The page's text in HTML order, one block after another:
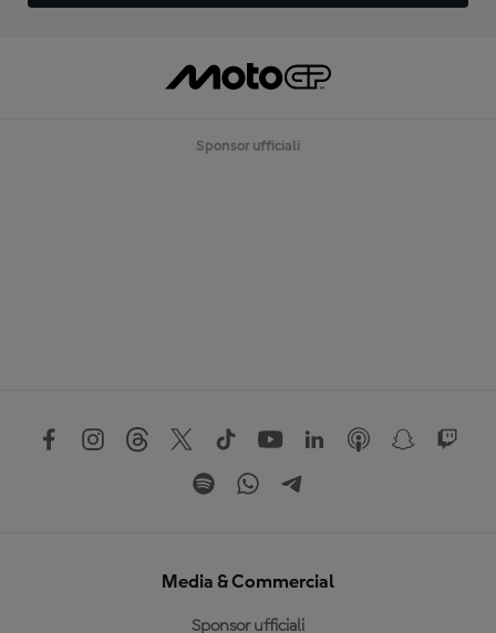
Sponsor ufficiali
Media & Commercial
Sponsor ufficiali